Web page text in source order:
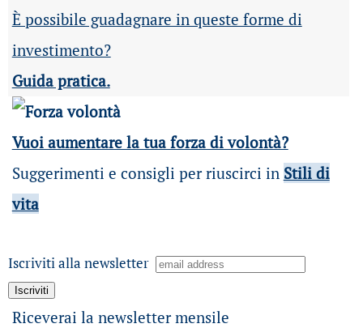
È possibile guadagnare in queste forme di
investimento?
Guida pratica.
Vuoi aumentare la tua forza di volontà?
Suggerimenti e consigli per riuscirci in Stili di
vita
Iscriviti alla newsletter
Riceverai la newsletter mensile